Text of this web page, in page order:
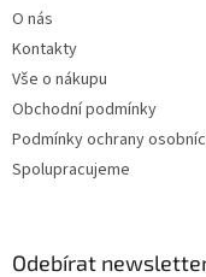
O nás
Kontakty
Vše o nákupu
Obchodní podmínky
Podmínky ochrany
Spolupracujeme
Odebírat